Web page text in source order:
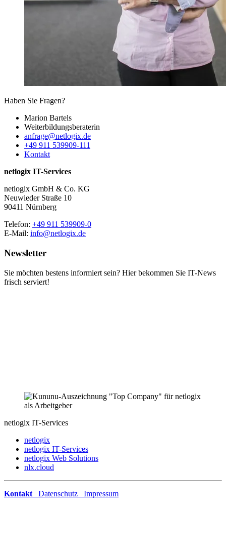
Haben Sie Fragen?
Marion Bartels
Weiterbildungs­beraterin
anfrage@netlogix.de
+49 911 539909-111
Kontakt
netlogix IT-Services
netlogix GmbH & Co. KG
Neuwieder Straße 10
90411 Nürnberg
Telefon: +49 911 539909-0
E-Mail: info@netlogix.de
Newsletter
Sie möchten bestens informiert sein? Hier bekommen Sie IT-News
frisch serviert!
netlogix IT-Services
netlogix
netlogix IT-Services
netlogix Web Solutions
nlx.cloud
Kontakt Datenschutz Impressum